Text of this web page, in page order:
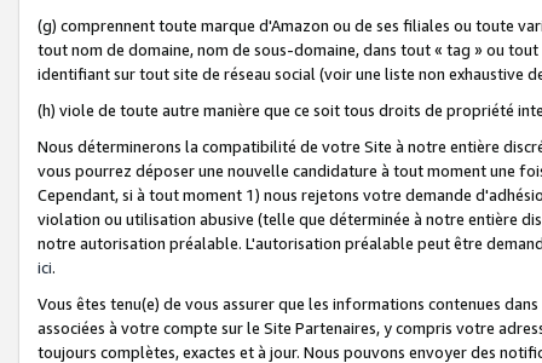
(g) comprennent toute marque d'Amazon ou de ses filiales ou toute
tout nom de domaine, nom de sous-domaine, dans tout « tag » ou
identifiant sur tout site de réseau social (voir une liste non exhaustive
(h) viole de toute autre manière que ce soit tous droits de propriété
Nous déterminerons la compatibilité de votre Site à notre entière
vous pourrez déposer une nouvelle candidature à tout moment une
Cependant, si à tout moment 1) nous rejetons votre demande
violation ou utilisation abusive (telle que déterminée à notre entière
notre autorisation préalable. L'autorisation préalable peut être
ici.
Vous êtes tenu(e) de vous assurer que les informations contenues
associées à votre compte sur le Site Partenaires, y compris votre
toujours complètes, exactes et à jour. Nous pouvons envoyer des